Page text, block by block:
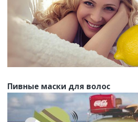
Пивные маски для волос